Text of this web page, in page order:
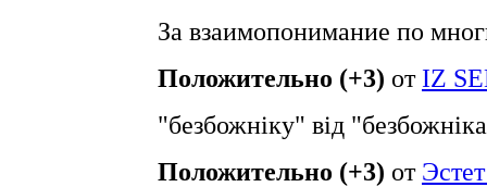
За взаимопонимание по
Положительно (+3) от IZ
"безбожніку" від
Положительно (+3) от